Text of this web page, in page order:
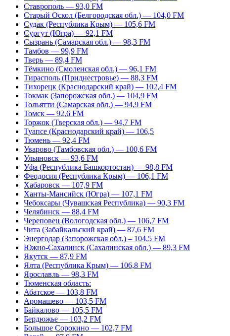
Ставрополь — 93,0 FM
Старый Оскол (Белгородская обл.) — 104,0 FM
Судак (Республика Крым) — 105,6 FM
Сургут (Югра) — 92,1 FM
Сызрань (Самарская обл.) — 98,3 FM
Тамбов — 99,9 FM
Тверь — 89,4 FM
Тёмкино (Смоленская обл.) — 96,1 FM
Тирасполь (Приднестровье) — 88,3 FM
Тихорецк (Краснодарский край) — 102,4 FM
Токмак (Запорожская обл.) — 104,9 FM
Тольятти (Самарская обл.) — 94,9 FM
Томск — 92,6 FM
Торжок (Тверская обл.) — 94,7 FM
Туапсе (Краснодарский край) — 106,5
Тюмень — 92,4 FM
Уварово (Тамбовская обл.) — 100,6 FM
Ульяновск — 93,6 FM
Уфа (Республика Башкортостан) — 98,8 FM
Феодосия (Республика Крым) — 106,1 FM
Хабаровск — 107,9 FM
Ханты-Мансийск (Югра) — 107,1 FM
Чебоксары (Чувашская Республика) — 90,3 FM
Челябинск — 88,4 FM
Череповец (Вологодская обл.) — 106,7 FM
Чита (Забайкальский край) — 87,6 FM
Энергодар (Запорожская обл.) – 104,5 FM
Южно-Сахалинск (Сахалинская обл.) — 89,3 FM
Якутск — 87,9 FM
Ялта (Республика Крым) — 106,8 FM
Ярославль — 98,3 FM
Тюменская область:
Абатское — 103,8 FM
Аромашево — 103,5 FM
Байкалово — 105,5 FM
Бердюжье — 103,2 FM
Большое Сорокино — 102,7 FM